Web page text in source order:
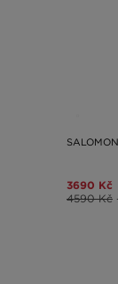
3690 Kč
4590 Kč